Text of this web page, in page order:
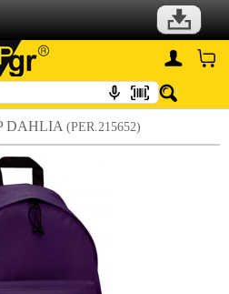
DAHLIA (PER.215652)